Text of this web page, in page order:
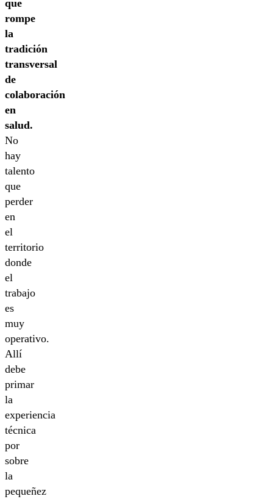
que
rompe
la
tradición
transversal
de
colaboración
en
salud.
No
hay
talento
que
perder
en
el
territorio
donde
el
trabajo
es
muy
operativo.
Allí
debe
primar
la
experiencia
técnica
por
sobre
la
pequeñez